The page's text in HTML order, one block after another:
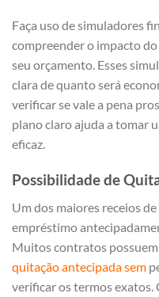
Faça uso de simuladores
compreender o impacto
seu orçamento. Esses
clara de quanto será
verificar se vale a pena
plano claro ajuda a tomar
eficaz.
Possibilidade de
Um dos maiores receios
empréstimo
Muitos contratos
quitação antecipada sem
verificar os termos